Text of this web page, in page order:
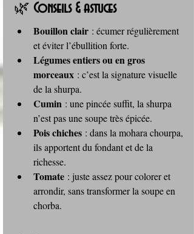
🌿 Conseils & astuces
Bouillon clair : écumer régulièrement
et éviter l’ébullition forte.
Légumes entiers ou en gros
morceaux : c’est la signature visuelle
de la shurpa.
Cumin : une pincée suffit, la shurpa
n’est pas une soupe très épicée.
Pois chiches : dans la mohara chourpa,
ils apportent du fondant et de la
richesse.
Tomate : juste assez pour colorer et
arrondir, sans transformer la soupe en
chorba.